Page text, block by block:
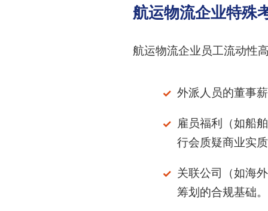
航运物流企业特殊
航运物流企业员工流动性
外派人员的董事
雇员福利（如船
行会质疑商业实
关联公司（如海
筹划的合规基础。